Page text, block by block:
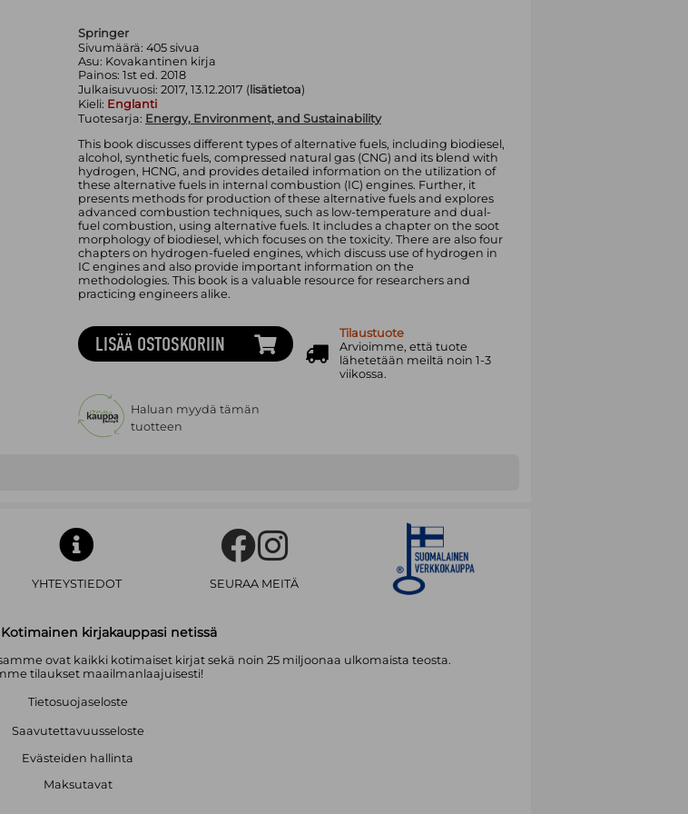
Springer
Sivumäärä: 405sivua
Asu: Kovakantinen kirja
Painos: 1st ed. 2018
Julkaisuvuosi: 2017, 13.12.2017 (lisätietoa)
Kieli: Englanti
Tuotesarja: Energy, Environment, and Sustainability
This book discusses different types of alternative fuels, including biodiesel,
alcohol, synthetic fuels, compressed natural gas (CNG) and its blend with
hydrogen, HCNG, and provides detailed information on the utilization of
these alternative fuels in internal combustion (IC) engines. Further, it
presents methods for production of these alternative fuels and explores
advanced combustion techniques, such as low-temperature and dual-
fuel combustion, using alternative fuels. It includes a chapter on the soot
morphology of biodiesel, which focuses on the toxicity. There are also four
chapters on hydrogen-fueled engines, which discuss use of hydrogen in
IC engines and also provide important information on the
methodologies. This book is a valuable resource for researchers and
practicing engineers alike.
LISÄÄ OSTOSKORIIN
Tilaustuote
Arvioimme, että tuote
lähetetään meiltä noin 1-3
viikossa.
Haluan myydä tämän
tuotteen
YHTEYSTIEDOT SEURAA MEITÄ
kirjakauppasi netissä
ovat kaikki kotimaiset kirjat sekä noin 25 miljoonaa ulkomaista teosta.
tilaukset maailmanlaajuisesti!
Tietosuojaseloste
Saavutettavuusseloste
Evästeiden hallinta
Maksutavat